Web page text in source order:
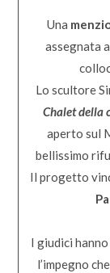
Una
assegnata
Lo scultore
Chalet della
aperto sul
bellissimo
Il progetto
I giudici
l’impegno